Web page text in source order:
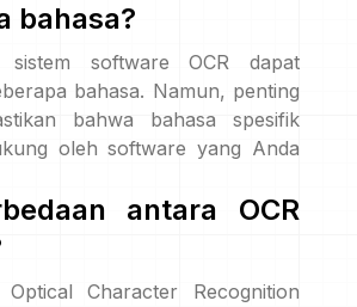
bahasa?
software OCR dapat
bahasa. Namun, penting
bahwa bahasa spesifik
oleh software yang Anda
antara OCR
Character Recognition